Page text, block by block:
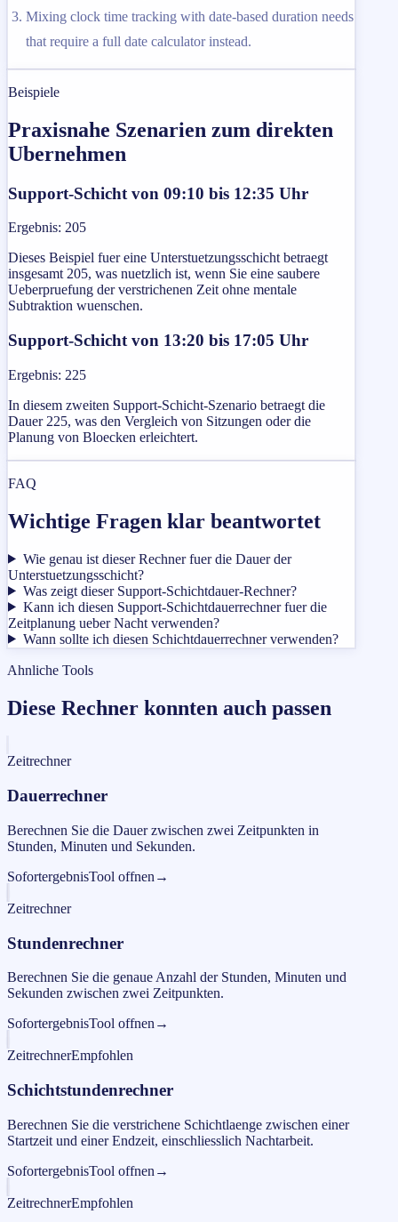
Mixing clock time tracking with date-based duration needs
that require a full date calculator instead.
Beispiele
Praxisnahe Szenarien zum direkten
Ubernehmen
Support-Schicht von 09:10 bis 12:35 Uhr
Ergebnis: 205
Dieses Beispiel fuer eine Unterstuetzungsschicht betraegt
insgesamt 205, was nuetzlich ist, wenn Sie eine saubere
Ueberpruefung der verstrichenen Zeit ohne mentale
Subtraktion wuenschen.
Support-Schicht von 13:20 bis 17:05 Uhr
Ergebnis: 225
In diesem zweiten Support-Schicht-Szenario betraegt die
Dauer 225, was den Vergleich von Sitzungen oder die
Planung von Bloecken erleichtert.
FAQ
Wichtige Fragen klar beantwortet
Wie genau ist dieser Rechner fuer die Dauer der
Unterstuetzungsschicht?
Was zeigt dieser Support-Schichtdauer-Rechner?
Kann ich diesen Support-Schichtdauerrechner fuer die
Zeitplanung ueber Nacht verwenden?
Wann sollte ich diesen Schichtdauerrechner verwenden?
Ahnliche Tools
Diese Rechner konnten auch passen
Zeitrechner
Dauerrechner
Berechnen Sie die Dauer zwischen zwei Zeitpunkten in
Stunden, Minuten und Sekunden.
SofortergebnisTool offnen →
Zeitrechner
Stundenrechner
Berechnen Sie die genaue Anzahl der Stunden, Minuten und
Sekunden zwischen zwei Zeitpunkten.
SofortergebnisTool offnen →
ZeitrechnerEmpfohlen
Schichtstundenrechner
Berechnen Sie die verstrichene Schichtlaenge zwischen einer
Startzeit und einer Endzeit, einschliesslich Nachtarbeit.
SofortergebnisTool offnen →
ZeitrechnerEmpfohlen